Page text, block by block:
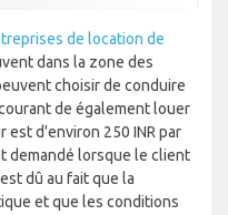
de location de
dans la zone des
choisir de conduire
de également louer
d'environ 250 INR par
demandé lorsque le client
dû au fait que la
et que les conditions